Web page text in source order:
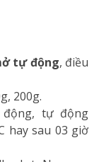
tự động, điều
200g.
động, tự động
hay sau 03 giờ